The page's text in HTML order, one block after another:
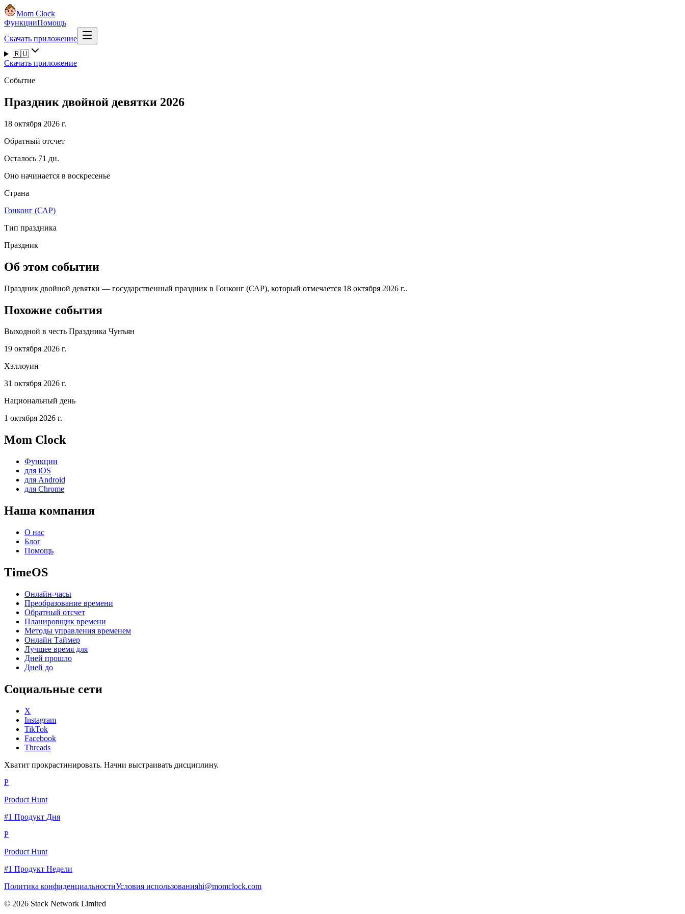
Mom Clock
ФункцииПомощь
Скачать приложение
🇷🇺
Скачать приложение
Событие
Праздник двойной девятки 2026
18 октября 2026 г.
Обратный отсчет
Осталось 71 дн.
Оно начинается в воскресенье
Страна
Гонконг (САР)
Тип праздника
Праздник
Об этом событии
Праздник двойной девятки — государственный праздник в Гонконг (САР), который отмечается 18 октября 2026 г..
Похожие события
Выходной в честь Праздника Чунъян
19 октября 2026 г.
Хэллоуин
31 октября 2026 г.
Национальный день
1 октября 2026 г.
Mom Clock
Функции
для iOS
для Android
для Chrome
Наша компания
О нас
Блог
Помощь
TimeOS
Онлайн-часы
Преобразование времени
Обратный отсчет
Планировщик времени
Методы управления временем
Онлайн Таймер
Лучшее время для
Дней прошло
Дней до
Социальные сети
X
Instagram
TikTok
Facebook
Threads
Хватит прокрастинировать. Начни выстраивать дисциплину.
P
Product Hunt
#1 Продукт Дня
P
Product Hunt
#1 Продукт Недели
Политика конфиденциальностиУсловия использованияhi@momclock.com
© 2026 Stack Network Limited